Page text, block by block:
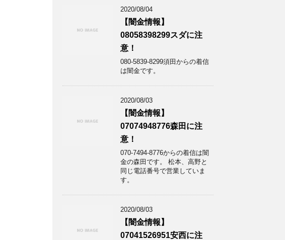
2020/08/04
【闇金情報】
08058398299スダに注
意！
080-5839-8299須田からの着信
は闇金です。
2020/08/03
【闇金情報】
07074948776森田に注
意！
070-7494-8776からの着信は闇
金の森田です。 松本、高野と
同じ電話番号で営業していま
す。
2020/08/03
【闇金情報】
07041526951安西に注